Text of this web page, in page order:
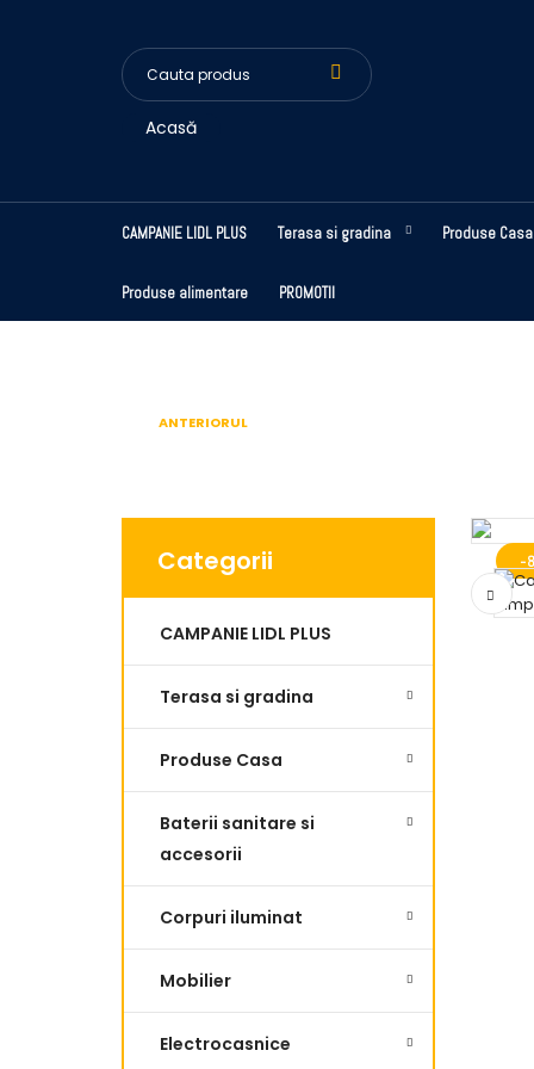
Acasă
CAMPANIE LIDL PLUS Terasa si gradina Produse Casa
Produse alimentare PROMOTII
ANTERIORUL
Categorii
CAMPANIE LIDL PLUS
Terasa si gradina
Produse Casa
Baterii sanitare si
accesorii
Corpuri iluminat
Mobilier
Electrocasnice
-